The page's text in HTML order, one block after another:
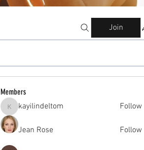
Join
Members
kayilindeltom
kayilindeltom Follow
Jean Rose Follow